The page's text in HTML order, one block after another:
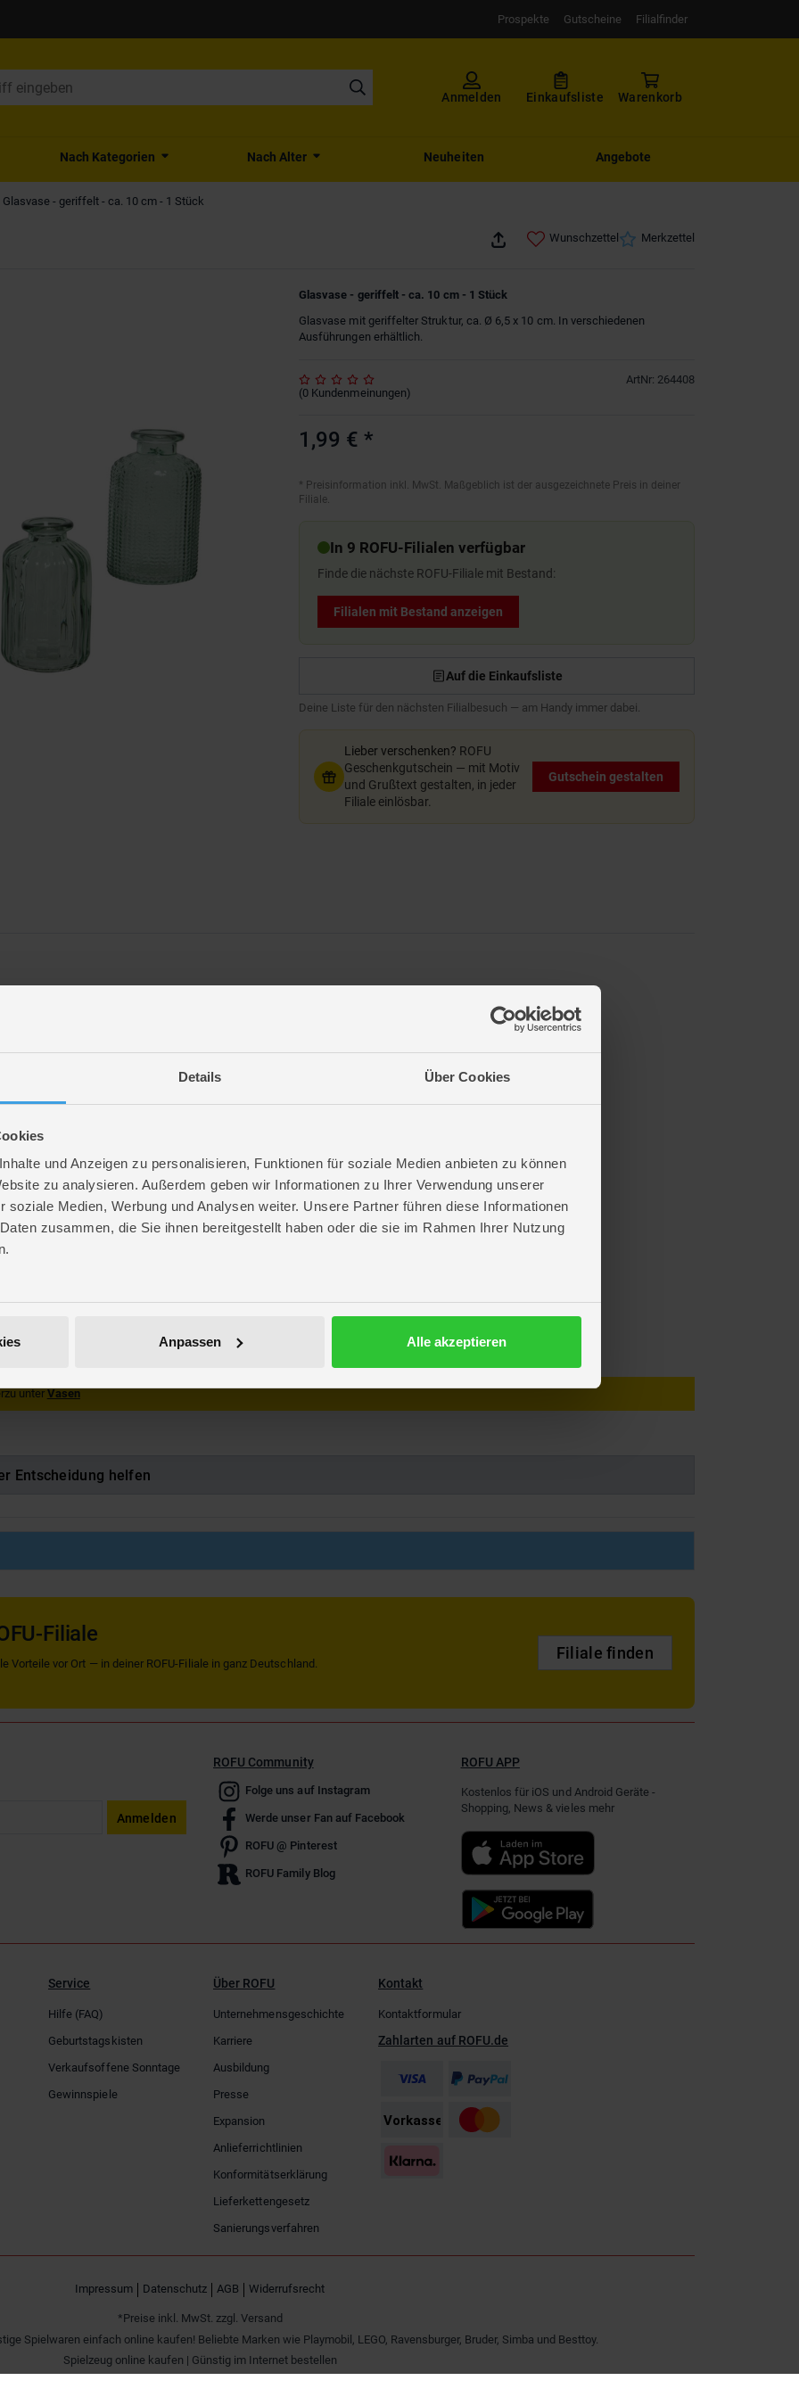
Details Über Cookies
und Anzeigen zu personalisieren, Funktionen für soziale Medien anbieten zu können
zu analysieren. Außerdem geben wir Informationen zu Ihrer Verwendung unserer
soziale Medien, Werbung und Analysen weiter. Unsere Partner führen diese Informationen
zusammen, die Sie ihnen bereitgestellt haben oder die sie im Rahmen Ihrer Nutzung
Anpassen Alle akzeptieren
Prospekte Gutscheine Filialfinder
Anmelden Einkaufsliste Warenkorb
Nach Kategorien Nach Alter Neuheiten Angebote
Glasvase - geriffelt - ca. 10 cm - 1 Stück
Wunschzettel Merkzettel
Glasvase - geriffelt - ca. 10 cm - 1 Stück
Glasvase mit geriffelter Struktur, ca. Ø 6,5 x 10 cm. In verschiedenen
Ausführungen erhältlich.
ArtNr: 264408
(0 Kundenmeinungen)
1,99 € *
* Preisinformation inkl. MwSt. Maßgeblich ist der ausgezeichnete Preis in deiner
Filiale.
In 9 ROFU-Filialen verfügbar
Finde die nächste ROFU-Filiale mit Bestand:
Filialen mit Bestand anzeigen
Auf die Einkaufsliste
Deine Liste für den nächsten Filialbesuch — am Handy immer dabei.
Lieber verschenken? ROFU
Geschenkgutschein — mit Motiv
und Grußtext gestalten, in jeder
Filiale einlösbar.
Gutschein gestalten
6,5 cm
6,5 cm
cm
6,1 cm
cm
cm
unter Vasen
Entscheidung helfen
Filiale
Vorteile vor Ort — in deiner ROFU-Filiale in ganz Deutschland.
Filiale finden
Anmelden
ROFU Community
Folge uns auf Instagram
Werde unser Fan auf Facebook
ROFU @ Pinterest
ROFU Family Blog
ROFU APP
Kostenlos für iOS und Android Geräte -
Shopping, News & vieles mehr
Service
Hilfe (FAQ)
Geburtstagskisten
Verkaufsoffene Sonntage
Gewinnspiele
Über ROFU
Unternehmensgeschichte
Karriere
Ausbildung
Presse
Expansion
Anlieferrichtlinien
Konformitätserklärung
Lieferkettengesetz
Sanierungsverfahren
Kontakt
Kontaktformular
Zahlarten auf ROFU.de
Impressum Datenschutz AGB Widerrufsrecht
*Preise inkl. MwSt. zzgl. Versand
Spielwaren einfach online kaufen! Beliebte Marken wie Playmobil, LEGO, Ravensburger, Bruder, Simba und Besttoy.
Spielzeug online kaufen | Günstig im Internet bestellen